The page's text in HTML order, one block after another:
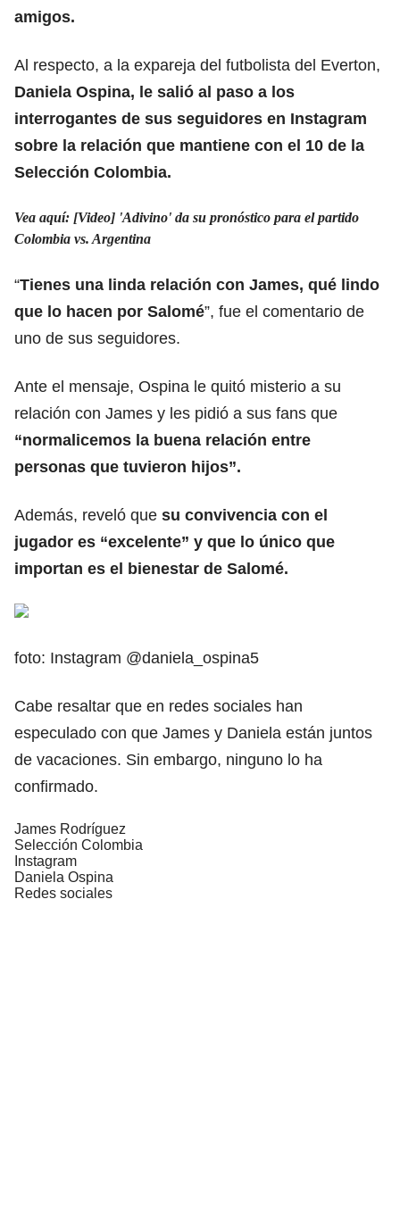
amigos.
Al respecto, a la expareja del futbolista del Everton,
Daniela Ospina, le salió al paso a los
interrogantes de sus seguidores en Instagram
sobre la relación que mantiene con el 10 de la
Selección Colombia.
Vea aquí: [Video] 'Adivino' da su pronóstico para el partido
Colombia vs. Argentina
“Tienes una linda relación con James, qué lindo
que lo hacen por Salomé”, fue el comentario de
uno de sus seguidores.
Ante el mensaje, Ospina le quitó misterio a su
relación con James y les pidió a sus fans que
“normalicemos la buena relación entre
personas que tuvieron hijos”.
Además, reveló que su convivencia con el
jugador es “excelente” y que lo único que
importan es el bienestar de Salomé.
foto: Instagram @daniela_ospina5
Cabe resaltar que en redes sociales han
especulado con que James y Daniela están juntos
de vacaciones. Sin embargo, ninguno lo ha
confirmado.
James Rodríguez
Selección Colombia
Instagram
Daniela Ospina
Redes sociales